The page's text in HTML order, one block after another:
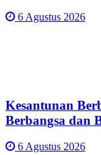
6 Agustus 2026
Kesantunan
Berbangsa dan
6 Agustus 2026